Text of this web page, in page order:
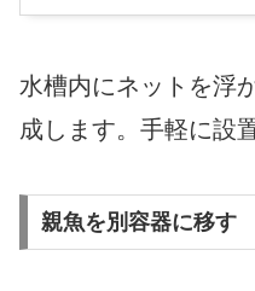
水槽内にネットを浮
成します。手軽に設
親魚を別容器に移す